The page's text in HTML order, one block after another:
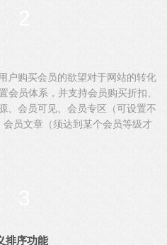
户购买会员的欲望对于网站的转化
会员体系，并支持会员购买折扣、
、会员可见、会员专区（可设置不
会员文章（须达到某个会员等级才
排序功能